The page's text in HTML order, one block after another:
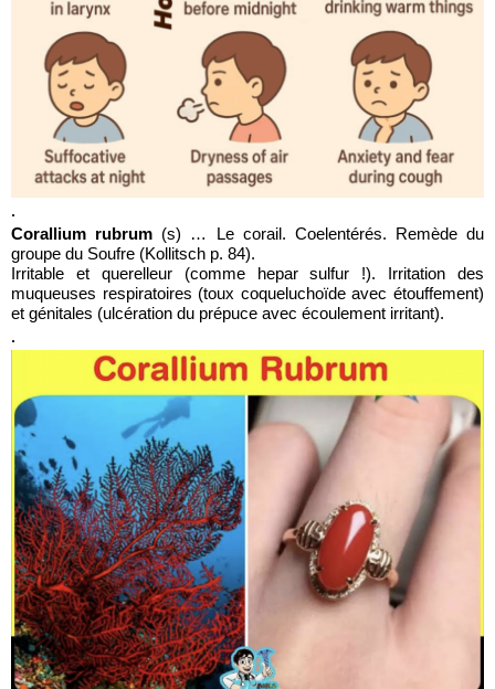
.
Corallium rubrum (s) … Le corail. Coelentérés. Remède du
groupe du Soufre (Kollitsch p. 84).
Irritable et querelleur (comme hepar sulfur !). Irritation des
muqueuses respiratoires (toux coqueluchoïde avec étouffement)
et génitales (ulcération du prépuce avec écoulement irritant).
.